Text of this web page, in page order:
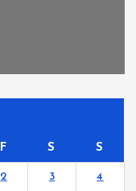
F S S
2 3 4